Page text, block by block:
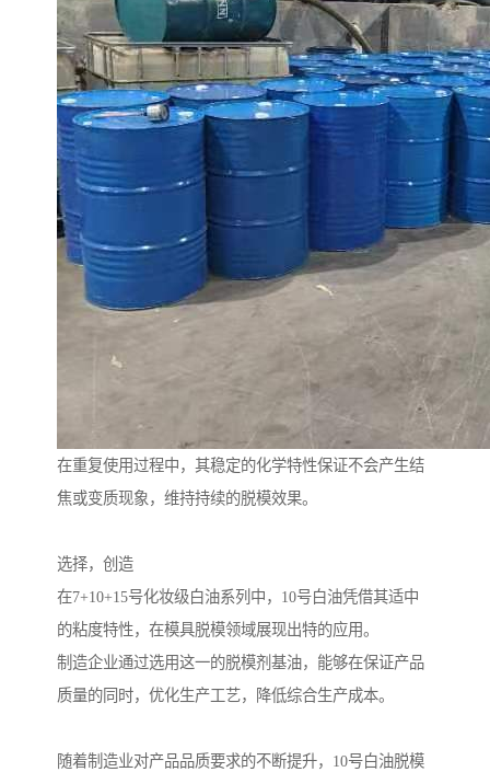
在重复使用过程中，其稳定的化学特性保证不会产生结
焦或变质现象，维持持续的脱模效果。
选择，创造
在7+10+15号化妆级白油系列中，10号白油凭借其适中
的粘度特性，在模具脱模领域展现出特的应用。
制造企业通过选用这一的脱模剂基油，能够在保证产品
质量的同时，优化生产工艺，降低综合生产成本。
随着制造业对产品品质要求的不断提升，10号白油脱模